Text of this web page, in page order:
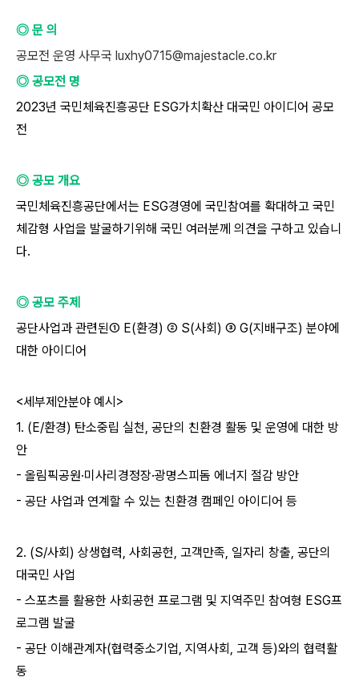
◎ 문 의
공모전 운영 사무국 luxhy0715@majestacle.co.kr
◎ 공모전 명
2023년 국민체육진흥공단 ESG가치확산 대국민 아이디어 공모
전
◎ 공모 개요
국민체육진흥공단에서는 ESG경영에 국민참여를 확대하고 국민
체감형 사업을 발굴하기위해 국민 여러분께 의견을 구하고 있습니
다.
◎ 공모 주제
공단사업과 관련된① E(환경) ② S(사회) ③ G(지배구조) 분야에
대한 아이디어
<세부제안분야 예시>
1. (E/환경) 탄소중립 실천, 공단의 친환경 활동 및 운영에 대한 방
안
- 올림픽공원·미사리경정장·광명스피돔 에너지 절감 방안
- 공단 사업과 연계할 수 있는 친환경 캠페인 아이디어 등
2. (S/사회) 상생협력, 사회공헌, 고객만족, 일자리 창출, 공단의
대국민 사업
- 스포츠를 활용한 사회공헌 프로그램 및 지역주민 참여형 ESG프
로그램 발굴
- 공단 이해관계자(협력중소기업, 지역사회, 고객 등)와의 협력활
동